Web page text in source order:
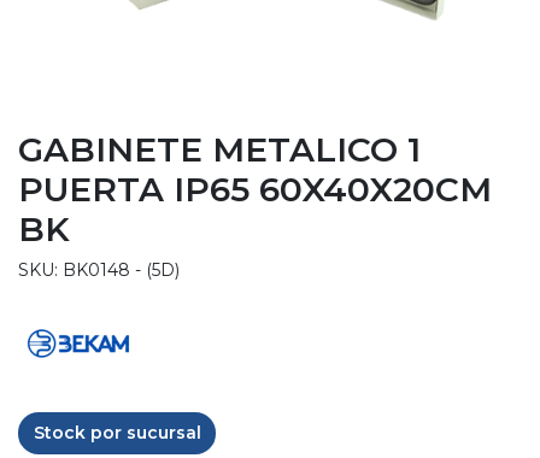
GABINETE METALICO 1
PUERTA IP65 60X40X20CM
BK
SKU: BK0148 - (5D)
Stock por sucursal